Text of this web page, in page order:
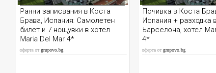
Ранни записвания в Коста
Брава, Испания: Самолетен
билет и 7 нощувки в хотел
Maria Del Mar 4*
оферта от grupovo.bg
Почивка в Коста
Испания + разходка в
Барселона, хотел
4*
оферта от grupovo.bg